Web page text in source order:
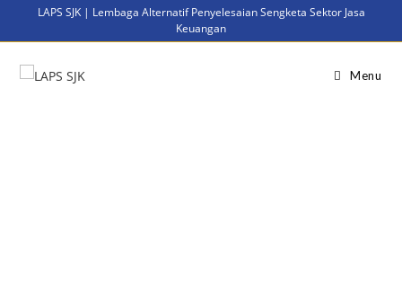
LAPS SJK | Lembaga Alternatif Penyelesaian Sengketa Sektor Jasa
Keuangan
Menu